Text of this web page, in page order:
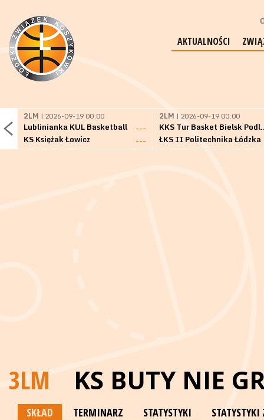
AKTUALNOŚCI
2LM | 2026-09-19 00:00
Lublinianka KUL Basketball
---
KS Księżak Łowicz
---
2LM | 2026-09-19 00:00
KKS Tur
ŁKS II Politechnika Łódzka
3LM KS BUTY NIE
SKŁAD TERMINARZ STATYSTYKI